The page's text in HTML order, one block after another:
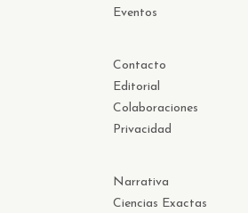
Eventos
Contacto
Editorial
Colaboraciones
Privacidad
Narrativa
Ciencias Exactas